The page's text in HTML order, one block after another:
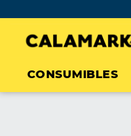
CONSUMIBLES